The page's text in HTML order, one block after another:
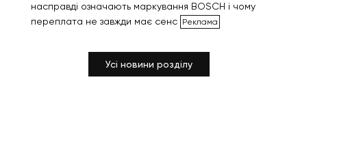
насправді означають маркування BOSCH і чому
переплата не завжди має сенс
Усі новини розділу